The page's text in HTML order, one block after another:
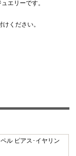
エリーです。
ください。
ル ピアス･イヤリン